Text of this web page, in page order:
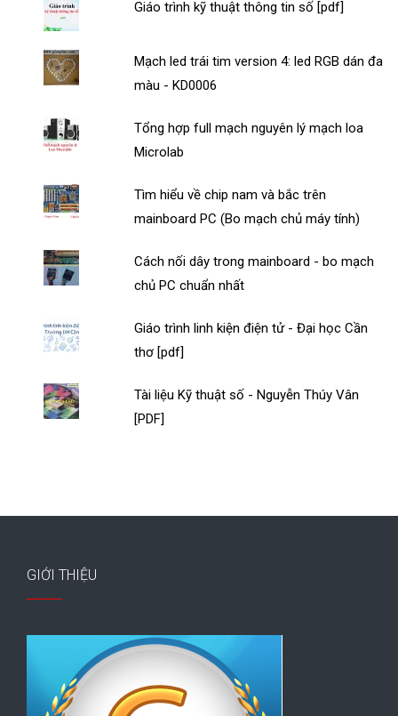
Giáo trình kỹ thuật thông tin số [pdf]
Mạch led trái tim version 4: led RGB dán đa
màu - KD0006
Tổng hợp full mạch nguyên lý mạch loa
Microlab
Tìm hiểu về chip nam và bắc trên
mainboard PC (Bo mạch chủ máy tính)
Cách nối dây trong mainboard - bo mạch
chủ PC chuẩn nhất
Giáo trình linh kiện điện tử - Đại học Cần
thơ [pdf]
Tài liệu Kỹ thuật số - Nguyễn Thúy Vân
[PDF]
GIỚI THIỆU